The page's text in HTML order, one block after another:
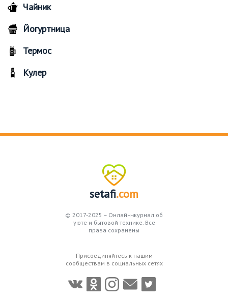
Чайник
Йогуртница
Термос
Кулер
setafi.com
© 2017-2025 – Онлайн-журнал об
уюте и бытовой технике. Все
права сохранены
Присоединяйтесь к нашим
сообществам в социальных сетях